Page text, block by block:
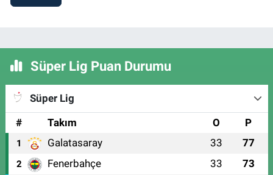
Süper Lig Puan Durumu
Süper Lig
#
Takım O P
1 Galatasaray 33 77
2 Fenerbahçe 33 73